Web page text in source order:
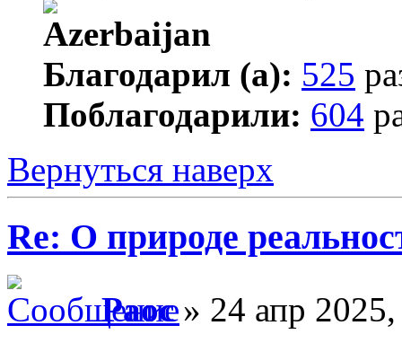
Благодарил (а): 525
Поблагодарили: 604
Вернуться наверх
Re: О природе
Раос» 24 апр